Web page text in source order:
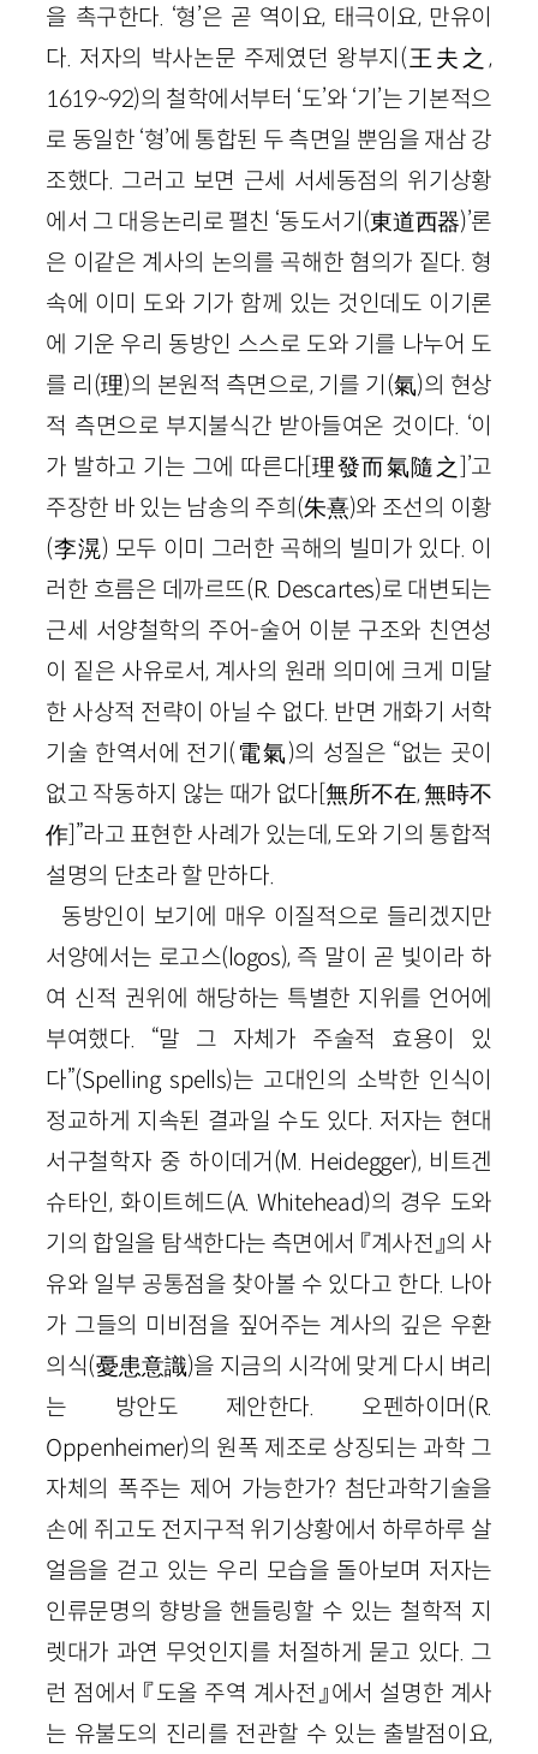
을 촉구한다. ‘형’은 곧 역이요, 태극이요, 만유이
다. 저자의 박사논문 주제였던 왕부지(王夫之,
1619~92)의 철학에서부터 ‘도’와 ‘기’는 기본적으
로 동일한 ‘형’에 통합된 두 측면일 뿐임을 재삼 강
조했다. 그러고 보면 근세 서세동점의 위기상황
에서 그 대응논리로 펼친 ‘동도서기(東道西器)’론
은 이같은 계사의 논의를 곡해한 혐의가 짙다. 형
속에 이미 도와 기가 함께 있는 것인데도 이기론
에 기운 우리 동방인 스스로 도와 기를 나누어 도
를 리(理)의 본원적 측면으로, 기를 기(氣)의 현상
적 측면으로 부지불식간 받아들여온 것이다. ‘이
가 발하고 기는 그에 따른다[理發而氣隨之]’고
주장한 바 있는 남송의 주희(朱熹)와 조선의 이황
(李滉) 모두 이미 그러한 곡해의 빌미가 있다. 이
러한 흐름은 데까르뜨(R. Descartes)로 대변되는
근세 서양철학의 주어-술어 이분 구조와 친연성
이 짙은 사유로서, 계사의 원래 의미에 크게 미달
한 사상적 전략이 아닐 수 없다. 반면 개화기 서학
기술 한역서에 전기(電氣)의 성질은 “없는 곳이
없고 작동하지 않는 때가 없다[無所不在, 無時不
作]”라고 표현한 사례가 있는데, 도와 기의 통합적
설명의 단초라 할 만하다.
동방인이 보기에 매우 이질적으로 들리겠지만
서양에서는 로고스(logos), 즉 말이 곧 빛이라 하
여 신적 권위에 해당하는 특별한 지위를 언어에
부여했다. “말 그 자체가 주술적 효용이 있
다”(Spelling spells)는 고대인의 소박한 인식이
정교하게 지속된 결과일 수도 있다. 저자는 현대
서구철학자 중 하이데거(M. Heidegger), 비트겐
슈타인, 화이트헤드(A. Whitehead)의 경우 도와
기의 합일을 탐색한다는 측면에서 『계사전』의 사
유와 일부 공통점을 찾아볼 수 있다고 한다. 나아
가 그들의 미비점을 짚어주는 계사의 깊은 우환
의식(憂患意識)을 지금의 시각에 맞게 다시 벼리
는 방안도 제안한다. 오펜하이머(R.
Oppenheimer)의 원폭 제조로 상징되는 과학 그
자체의 폭주는 제어 가능한가? 첨단과학기술을
손에 쥐고도 전지구적 위기상황에서 하루하루 살
얼음을 걷고 있는 우리 모습을 돌아보며 저자는
인류문명의 향방을 핸들링할 수 있는 철학적 지
렛대가 과연 무엇인지를 처절하게 묻고 있다. 그
런 점에서 『도올 주역 계사전』에서 설명한 계사
는 유불도의 진리를 전관할 수 있는 출발점이요,